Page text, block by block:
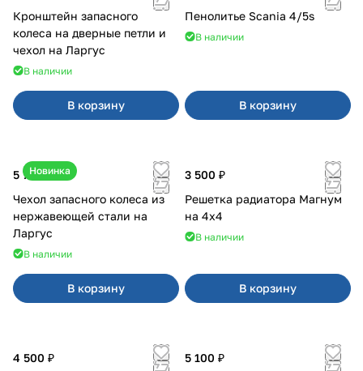
Кронштейн запасного
колеса на дверные петли и
чехол на Ларгус
В наличии
В корзину
Пенолитье Scania 4/5s
В наличии
В корзину
Новинка
5 700 ₽
Чехол запасного колеса из
нержавеющей стали на
Ларгус
В наличии
В корзину
3 500 ₽
Решетка радиатора Магнум
на 4х4
В наличии
В корзину
4 500 ₽
5 100 ₽